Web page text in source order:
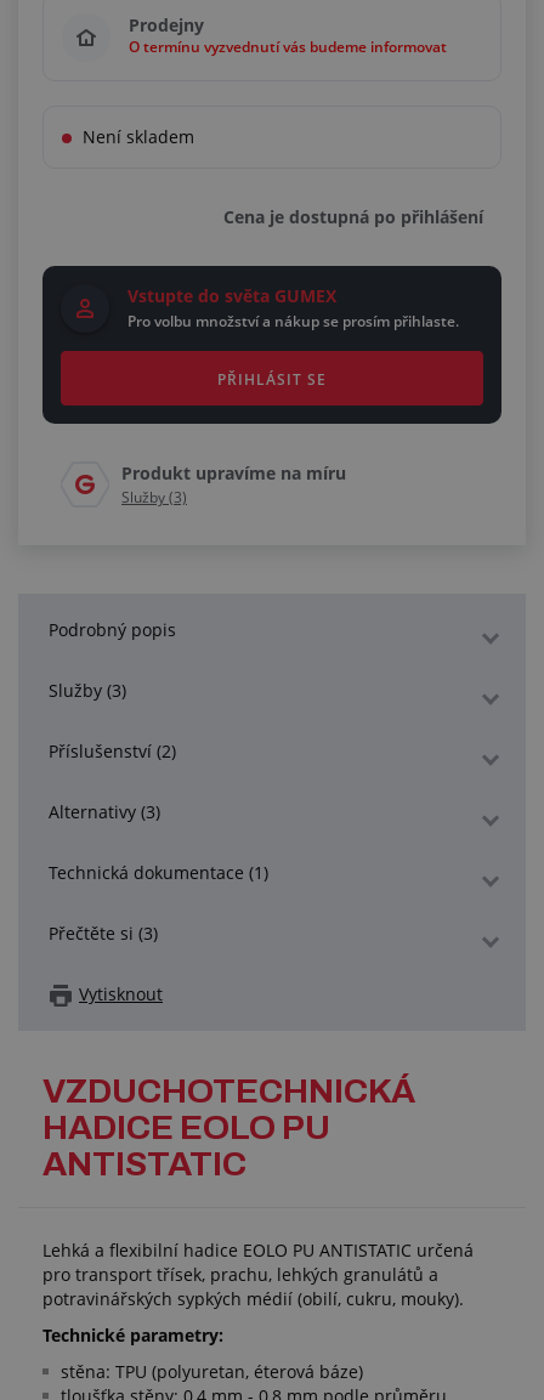
Násobky 20,00 m
Prodejny
O termínu vyzvednutí vás budeme informovat
Není skladem
Cena je dostupná po přihlášení
Vstupte do světa GUMEX
Pro volbu množství a nákup se prosím přihlaste.
PŘIHLÁSIT SE
Produkt upravíme na míru
Služby (3)
Podrobný popis
Služby (3)
Příslušenství (2)
Alternativy (3)
Technická dokumentace (1)
Přečtěte si (3)
Vytisknout
VZDUCHOTECHNICKÁ
HADICE EOLO PU
ANTISTATIC
Lehká a flexibilní hadice EOLO PU ANTISTATIC určená
pro transport třísek, prachu, lehkých granulátů a
potravinářských sypkých médií (obilí, cukru, mouky).
Technické parametry:
stěna: TPU (polyuretan, éterová báze)